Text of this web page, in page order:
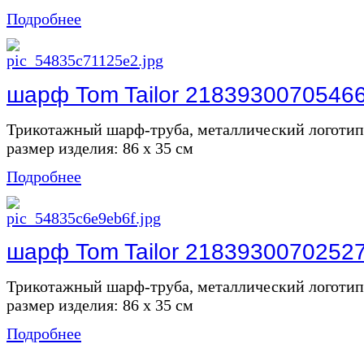
Подробнее
шарф Tom Tailor
Трикотажный шарф-труба, металлический
размер изделия: 86 х 35 см
Подробнее
шарф Tom Tailor
Трикотажный шарф-труба, металлический
размер изделия: 86 х 35 см
Подробнее